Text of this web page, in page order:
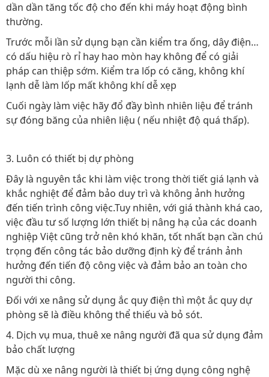
dần dần tăng tốc độ cho đến khi máy hoạt động bình
thường.
Trước mỗi lần sử dụng bạn cần kiểm tra ống, dây điện…
có dấu hiệu rò rỉ hay hao mòn hay không để có giải
pháp can thiệp sớm. Kiểm tra lốp có căng, không khí
lạnh dễ làm lốp mất không khí dễ xẹp
Cuối ngày làm việc hãy đổ đầy bình nhiên liệu để tránh
sự đóng băng của nhiên liệu ( nếu nhiệt độ quá thấp).
3. Luôn có thiết bị dự phòng
Đây là nguyên tắc khi làm việc trong thời tiết giá lạnh và
khắc nghiệt để đảm bảo duy trì và không ảnh hưởng
đến tiến trình công việc.Tuy nhiên, với giá thành khá cao,
việc đầu tư số lượng lớn thiết bị nâng hạ của các doanh
nghiệp Việt cũng trở nên khó khăn, tốt nhất bạn cần chú
trọng đến công tác bảo dưỡng định kỳ để tránh ảnh
hưởng đến tiến độ công việc và đảm bảo an toàn cho
người thi công.
Đối với xe nâng sử dụng ắc quy điện thì một ắc quy dự
phòng sẽ là điều không thể thiếu và bỏ sót.
4. Dịch vụ mua, thuê xe nâng người đã qua sử dụng đảm
bảo chất lượng
Mặc dù xe nâng người là thiết bị ứng dụng công nghệ